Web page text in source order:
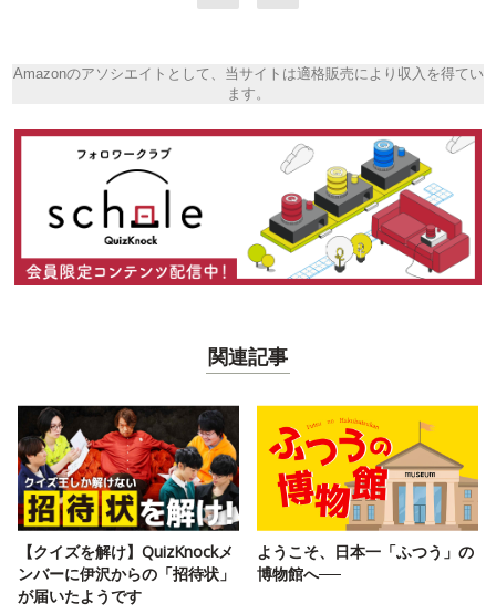
Amazonのアソシエイトとして、当サイトは適格販売により収入を得てい
ます。
関連記事
【クイズを解け】QuizKnockメ
ンバーに伊沢からの「招待状」
が届いたようです
ようこそ、日本一「ふつう」の
博物館へ──